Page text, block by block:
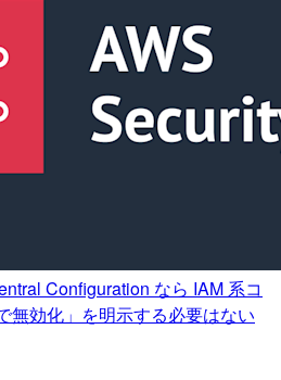
Configuration なら IAM 系コ
無効化」を明示する必要はない